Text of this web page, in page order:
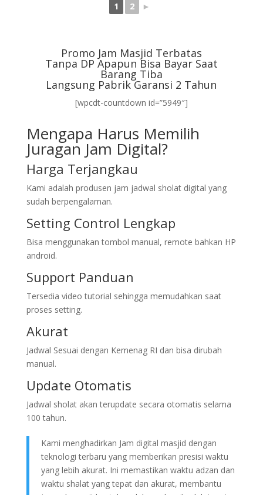
1 2 ►
Promo Jam Masjid Terbatas
Tanpa DP Apapun Bisa Bayar Saat
Barang Tiba
Langsung Pabrik Garansi 2 Tahun
[wpcdt-countdown id=”5949″]
Mengapa Harus Memilih
Juragan Jam Digital?
Harga Terjangkau
Kami adalah produsen jam jadwal sholat digital yang
sudah berpengalaman.
Setting Control Lengkap
Bisa menggunakan tombol manual, remote bahkan HP
android.
Support Panduan
Tersedia video tutorial sehingga memudahkan saat
proses setting.
Akurat
Jadwal Sesuai dengan Kemenag RI dan bisa dirubah
manual.
Update Otomatis
Jadwal sholat akan terupdate secara otomatis selama
100 tahun.
Kami menghadirkan Jam digital masjid dengan
teknologi terbaru yang memberikan presisi waktu
yang lebih akurat. Ini memastikan waktu adzan dan
waktu shalat yang tepat dan akurat, membantu